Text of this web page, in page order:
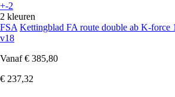
+-2
2 kleuren
FSA Kettingblad FA route double ab K-force
v18
Vanaf € 385,80
€ 237,32